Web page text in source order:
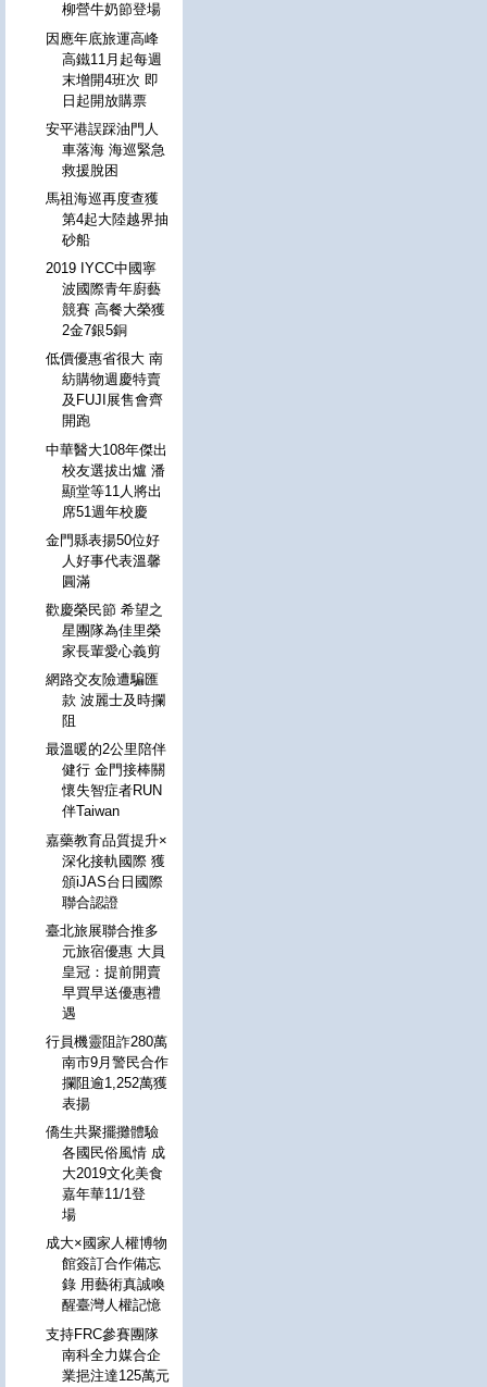
柳營牛奶節登場
因應年底旅運高峰
高鐵11月起每週
末增開4班次 即
日起開放購票
安平港誤踩油門人
車落海 海巡緊急
救援脫困
馬祖海巡再度查獲
第4起大陸越界抽
砂船
2019 IYCC中國寧
波國際青年廚藝
競賽 高餐大榮獲
2金7銀5銅
低價優惠省很大 南
紡購物週慶特賣
及FUJI展售會齊
開跑
中華醫大108年傑出
校友選拔出爐 潘
顯堂等11人將出
席51週年校慶
金門縣表揚50位好
人好事代表溫馨
圓滿
歡慶榮民節 希望之
星團隊為佳里榮
家長輩愛心義剪
網路交友險遭騙匯
款 波麗士及時攔
阻
最溫暖的2公里陪伴
健行 金門接棒關
懷失智症者RUN
伴Taiwan
嘉藥教育品質提升×
深化接軌國際 獲
頒iJAS台日國際
聯合認證
臺北旅展聯合推多
元旅宿優惠 大員
皇冠：提前開賣
早買早送優惠禮
遇
行員機靈阻詐280萬
南市9月警民合作
攔阻逾1,252萬獲
表揚
僑生共聚擺攤體驗
各國民俗風情 成
大2019文化美食
嘉年華11/1登
場
成大×國家人權博物
館簽訂合作備忘
錄 用藝術真誠喚
醒臺灣人權記憶
支持FRC參賽團隊
南科全力媒合企
業挹注達125萬元